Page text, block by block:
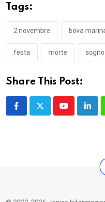
Tags:
2 novembre bova
festa morte sogno
Share This Post:
Youtube